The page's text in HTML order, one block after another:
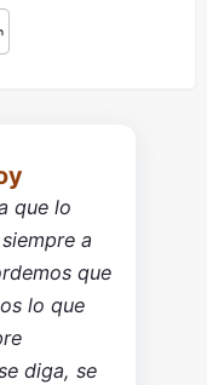
que lo
a
que
lo que
diga, se